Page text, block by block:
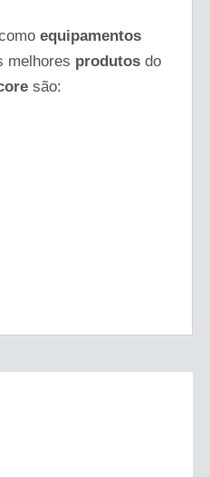
equipamentos
melhores produtos do
são: